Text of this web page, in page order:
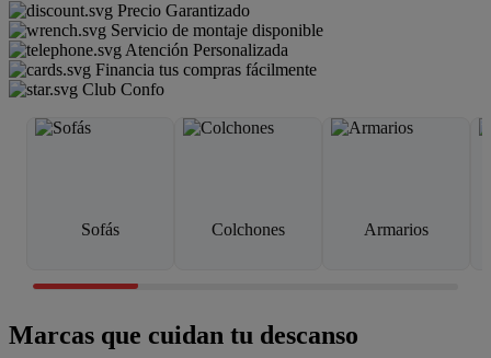
Precio Garantizado
Servicio de montaje disponible
Atención Personalizada
Financia tus compras fácilmente
Club Confo
Sofás Colchones Armarios
Marcas que cuidan tu descanso